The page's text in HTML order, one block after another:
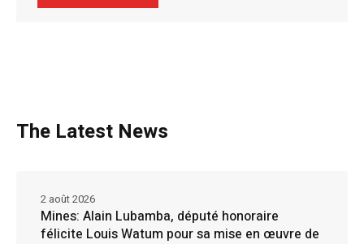
The Latest News
Mines: Alain Lubamba, député honoraire
félicite Louis Watum pour sa mise en œuvre de
2 août 2026